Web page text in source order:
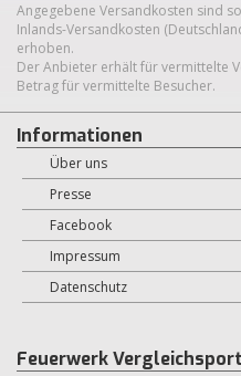
Angegebene Versandkosten sind
Inlands-Versandkosten
erhoben.
Der Anbieter erhält für vermittelte
Betrag für vermittelte Besucher.
Informationen
Über uns
Presse
Facebook
Impressum
Datenschutz
Feuerwerk